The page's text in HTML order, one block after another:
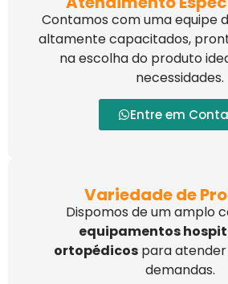
Contamos com uma equipe
altamente capacitados,
na escolha do produto
necessidades.
Entre em
Variedade de
Dispomos de um amplo
equipamentos
ortopédicos para
demandas.